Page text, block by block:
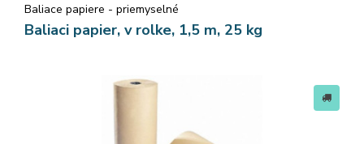
Baliace papiere - priemyselné
Baliaci papier, v rolke, 1,5 m, 25 kg